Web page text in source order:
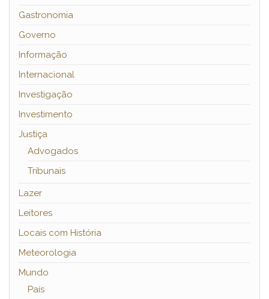
Gastronomia
Governo
Informação
Internacional
Investigação
Investimento
Justiça
Advogados
Tribunais
Lazer
Leitores
Locais com História
Meteorologia
Mundo
País